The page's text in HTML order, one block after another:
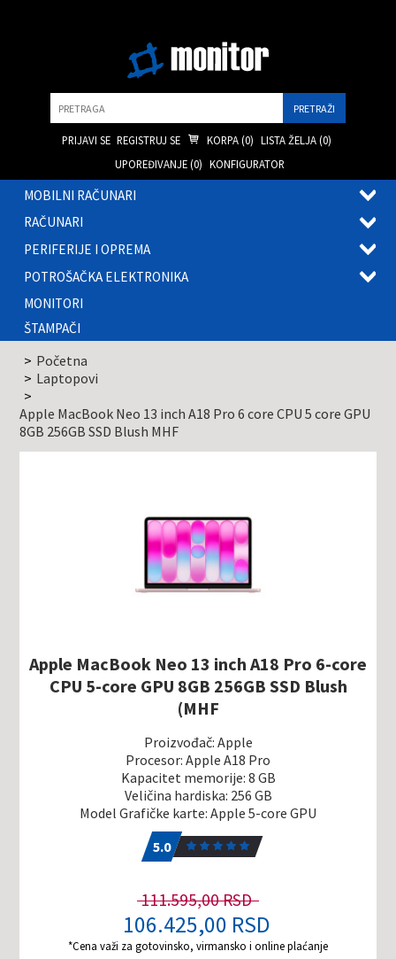
PRIJAVI SE REGISTRUJ SE KORPA (0) LISTA ŽELJA (0)
UPOREĐIVANJE (0) KONFIGURATOR
MOBILNI RAČUNARI
RAČUNARI
PERIFERIJE I OPREMA
POTROŠAČKA ELEKTRONIKA
MONITORI
ŠTAMPAČI
Početna
Laptopovi
Apple MacBook Neo 13 inch A18 Pro 6 core CPU 5 core GPU
8GB 256GB SSD Blush MHF
Apple MacBook Neo 13 inch A18 Pro 6-core
CPU 5-core GPU 8GB 256GB SSD Blush
(MHF
Proizvođač: Apple
Procesor: Apple A18 Pro
Kapacitet memorije: 8 GB
Veličina hardiska: 256 GB
Model Grafičke karte: Apple 5-core GPU
5.0
111.595,00 RSD
106.425,00 RSD
*Cena važi za gotovinsko, virmansko i online plaćanje